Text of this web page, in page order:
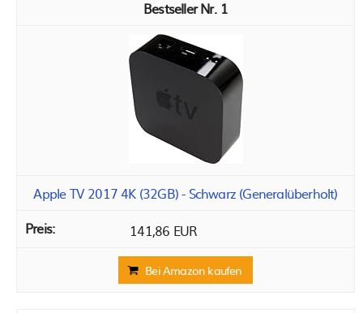
1
Apple TV 2017 4K (32GB) - Schwarz (Generalüberholt)
141,86 EUR
Bei Amazon kaufen